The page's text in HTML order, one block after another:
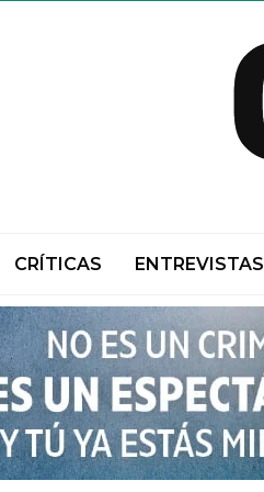
CRÍTICAS ENTREVISTAS